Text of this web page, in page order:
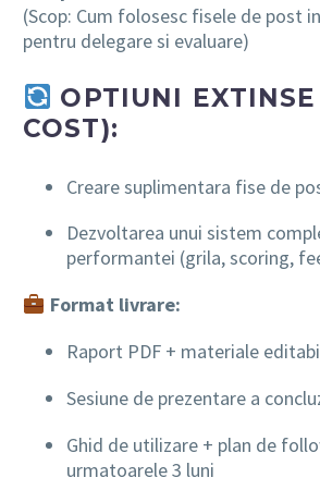
(Scop: Cum folosesc fisele de post
pentru delegare si evaluare)
OPTIUNI
COST):
Creare suplimentara fise de
Dezvoltarea unui sistem
performantei (grila, scoring,
Format livrare:
Raport PDF + materiale
Sesiune de prezentare a
Ghid de utilizare + plan de
urmatoarele 3 luni